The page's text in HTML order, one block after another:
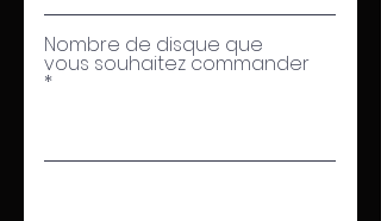
Nombre de disque que
vous souhaitez commander